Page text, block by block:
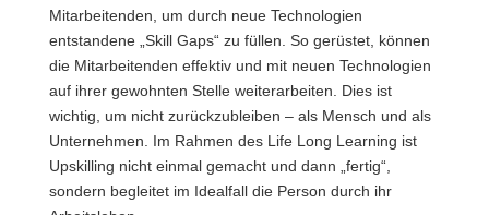
Mitarbeitenden, um durch neue Technologien
entstandene „Skill Gaps“ zu füllen. So gerüstet, können
die Mitarbeitenden effektiv und mit neuen Technologien
auf ihrer gewohnten Stelle weiterarbeiten. Dies ist
wichtig, um nicht zurückzubleiben – als Mensch und als
Unternehmen. Im Rahmen des Life Long Learning ist
Upskilling nicht einmal gemacht und dann „fertig“,
sondern begleitet im Idealfall die Person durch ihr